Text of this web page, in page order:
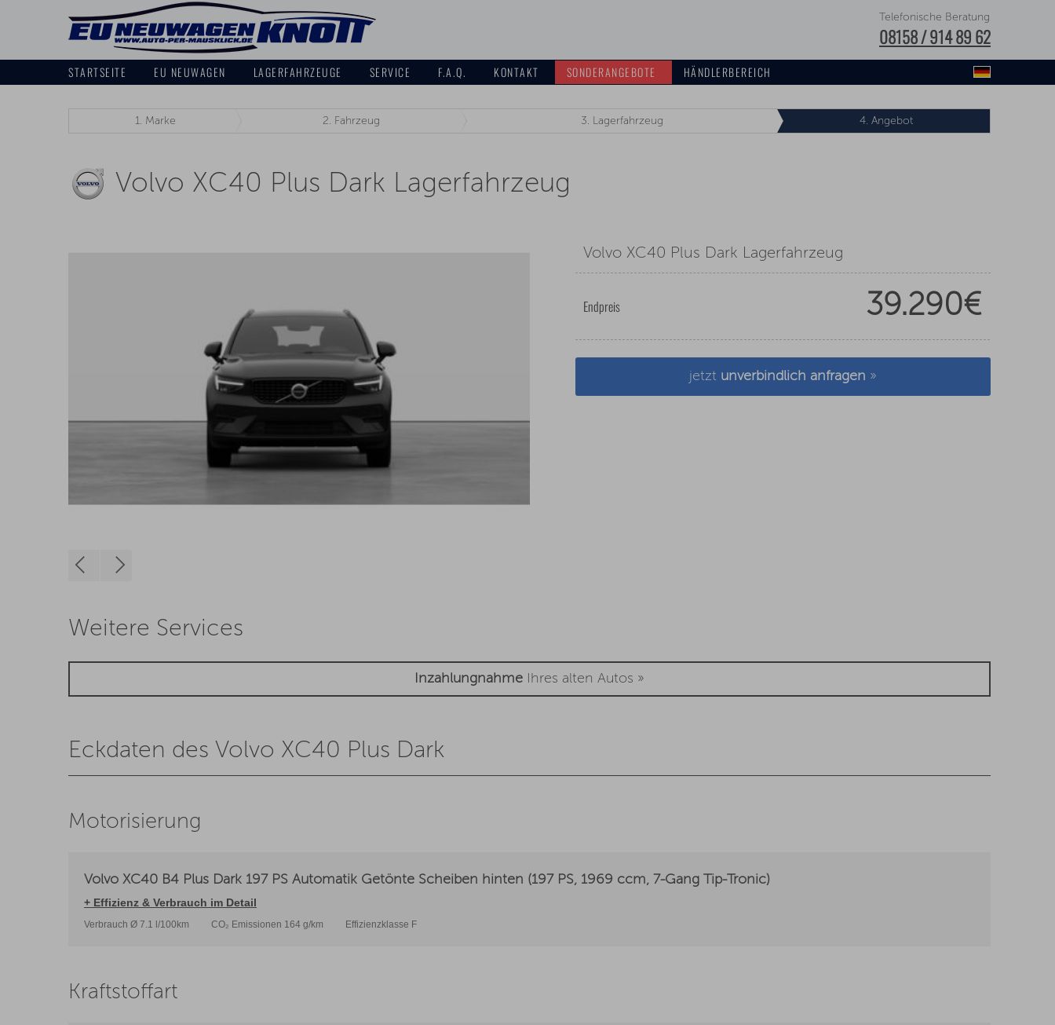
Telefonische Beratung
08158 / 914 89 62
STARTSEITE EU NEUWAGEN LAGERFAHRZEUGE SERVICE F.A.Q. KONTAKT SONDERANGEBOTE HÄNDLERBEREICH
1. Marke 2. Fahrzeug 3. Lagerfahrzeug 4. Angebot
Volvo XC40 Plus Dark Lagerfahrzeug
Volvo XC40 Plus Dark Lagerfahrzeug
Endpreis 39.290€
jetzt unverbindlich anfragen »
Weitere Services
Inzahlungnahme Ihres alten Autos »
Eckdaten des Volvo XC40 Plus Dark
Motorisierung
Volvo XC40 B4 Plus Dark 197 PS Automatik Getönte Scheiben hinten (197 PS, 1969 ccm, 7-Gang Tip-Tronic)
+ Effizienz & Verbrauch im Detail
Verbrauch Ø 7.1 l/100km CO₂ Emissionen 164 g/km Effizienzklasse F
Kraftstoffart